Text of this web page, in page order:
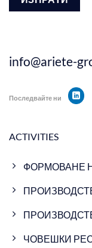
ACTIVITIES
ФОРМОВАНЕ
ЧОВЕШКИ
info@ariete-
Последвайте ни